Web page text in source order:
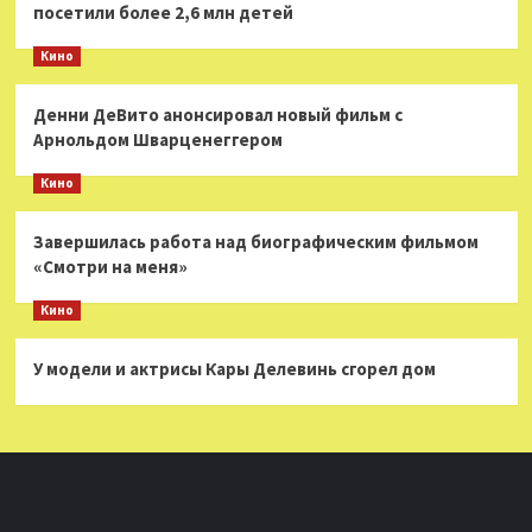
посетили более 2,6 млн детей
Кино
Денни ДеВито анонсировал новый фильм с
Арнольдом Шварценеггером
Кино
Завершилась работа над биографическим фильмом
«Смотри на меня»
Кино
У модели и актрисы Кары Делевинь сгорел дом